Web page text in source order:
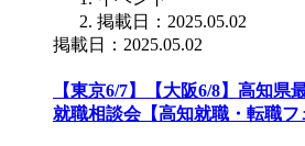
掲載日：2025.05.02
掲載日：2025.05.02
【東京6/7】【大阪6/8】高知県
就職相談会【高知就職・転職フ